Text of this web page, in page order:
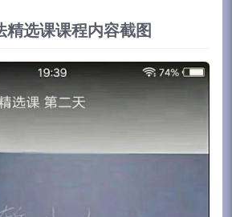
精选课课程内容截图